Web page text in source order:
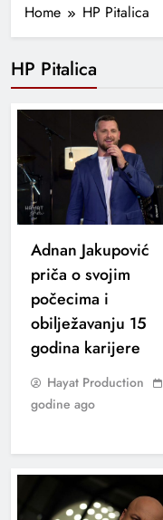
Home HP Pitalica
HP Pitalica
Adnan Jakupović
priča o svojim
počecima i
obilježavanju 15
godina karijere
Hayat Production
godine ago